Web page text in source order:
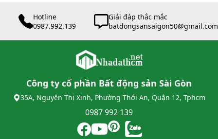
Hotline
0987.992.139
Giải đáp thắc mắc
batdongsansaigon50@gmail.com
Công ty cổ phần Bất động sản Sài Gòn
35A, Nguyễn Thị Xinh, Phường Thới An, Quận 12, Tphcm
0987 992 139